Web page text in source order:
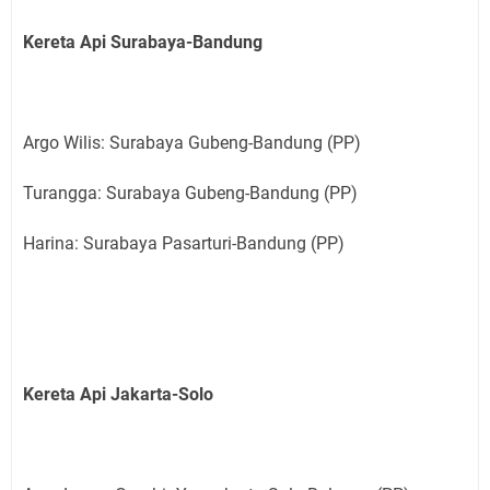
Kereta Api Surabaya-Bandung
Argo Wilis: Surabaya Gubeng-Bandung (PP)
Turangga: Surabaya Gubeng-Bandung (PP)
Harina: Surabaya Pasarturi-Bandung (PP)
Kereta Api Jakarta-Solo